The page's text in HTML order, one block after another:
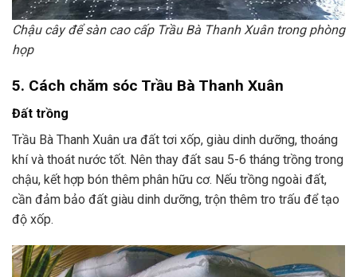
Chậu cây để sàn cao cấp Trầu Bà Thanh Xuân trong phòng
họp
5. Cách chăm sóc Trầu Bà Thanh Xuân
Đất trồng
Trầu Bà Thanh Xuân ưa đất tơi xốp, giàu dinh dưỡng, thoáng
khí và thoát nước tốt. Nên thay đất sau 5-6 tháng trồng trong
chậu, kết hợp bón thêm phân hữu cơ. Nếu trồng ngoài đất,
cần đảm bảo đất giàu dinh dưỡng, trộn thêm tro trấu để tạo
độ xốp.